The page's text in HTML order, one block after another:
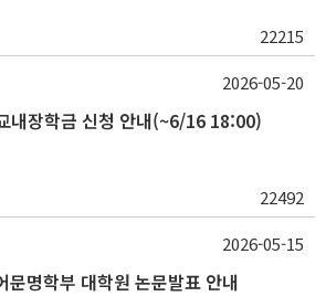
22215
내장학금 신청 안내(~6/16 18:00)
22492
2026-05-20
명학부 대학원 논문발표 안내
2026-05-15